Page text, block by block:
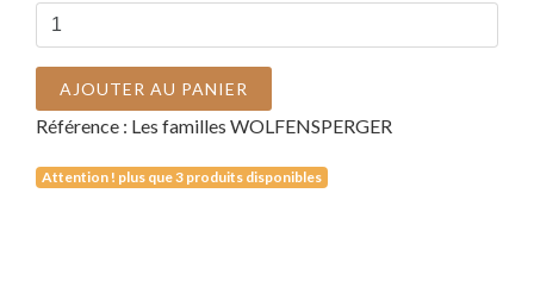
AJOUTER AU PANIER
Référence : Les familles WOLFENSPERGER
Attention ! plus que 3 produits disponibles